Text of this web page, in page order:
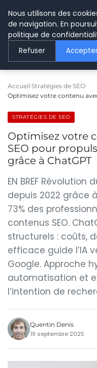
LE
Accueil Stratégies de SEO
Optimisez votre contenu
STRATÉGIES DE SEO
Optimisez votre
SEO pour
grâce à ChatGPT
EN BREF
depuis 2022 grâce
73% des
contenus SEO.
structurels : coûts,
efficace guide l’IA
Google. Approche
automatisation et
l’intention de
Quentin Denis
19 septembre 2025
Nous utilisons des
de navigation. En
politique de
Refuser